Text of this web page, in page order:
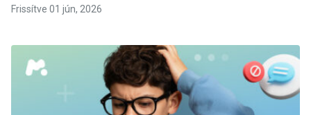
Frissítve 01 jún, 2026